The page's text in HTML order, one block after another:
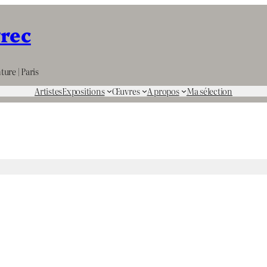
| Paris
ArtistesExpositions Œuvres A propos Ma sélection